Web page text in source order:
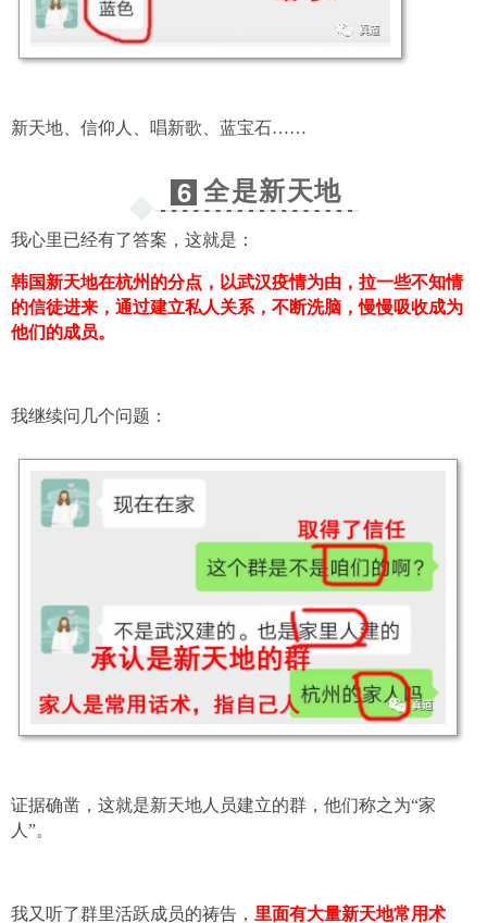
新天地、信仰人、唱新歌、蓝宝石……
6 全是新天地
我心里已经有了答案，这就是：
韩国新天地在杭州的分点，以武汉疫情为由，拉一些不知情
的信徒进来，通过建立私人关系，不断洗脑，慢慢吸收成为
他们的成员。
我继续问几个问题：
证据确凿，这就是新天地人员建立的群，他们称之为“家
人”。
我又听了群里活跃成员的祷告， 里面有大量新天地常用术